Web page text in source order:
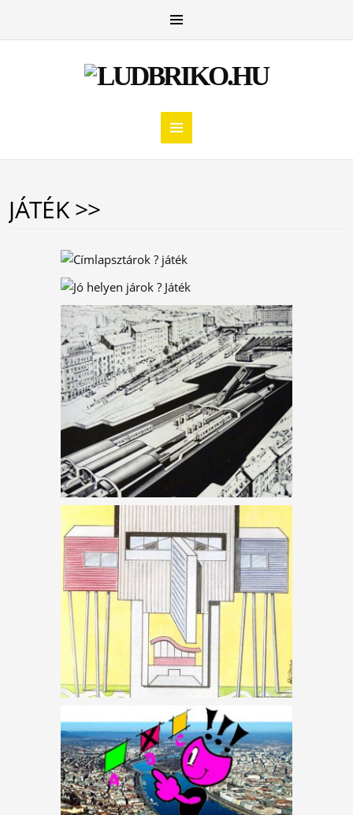
JÁTÉK >>
CÍMLAPSZTÁROK –
JÁTÉK
JÓ HELYEN JÁROK? –
JÁTÉK
FELISMERED? – JÁTÉK